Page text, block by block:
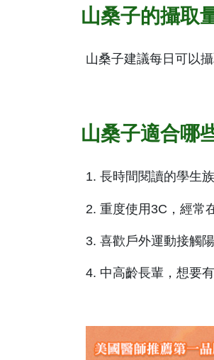
山桑子的攝取
山桑子建議每日可以
山桑子適合哪
1. 長時間閱讀的學生
2. 重度使用3C，經常
3. 喜歡戶外運動接觸
4. 中高齡長輩，想要